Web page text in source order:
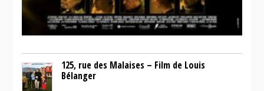
125, rue des Malaises – Film de Louis
Bélanger